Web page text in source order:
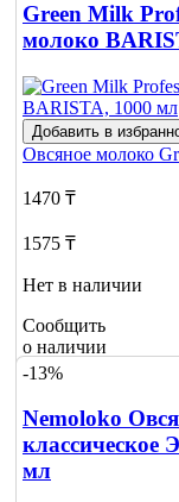
Green Milk
молоко
Добавить в
Овсяное молоко
1470 ₸
1575 ₸
Нет в наличии
Сообщить
о наличии
1
-13%
Nemoloko
классическое
мл